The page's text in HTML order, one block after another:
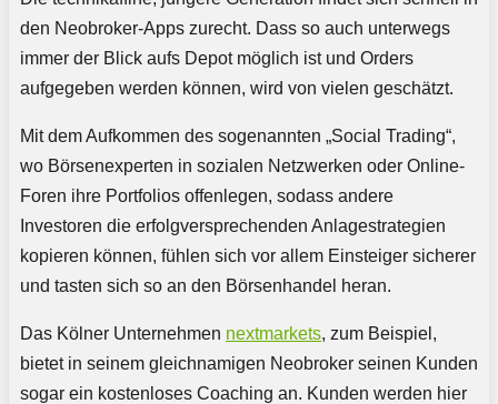
den Neobroker-Apps zurecht. Dass so auch unterwegs
immer der Blick aufs Depot möglich ist und Orders
aufgegeben werden können, wird von vielen geschätzt.
Mit dem Aufkommen des sogenannten „Social Trading“,
wo Börsenexperten in sozialen Netzwerken oder Online-
Foren ihre Portfolios offenlegen, sodass andere
Investoren die erfolgversprechenden Anlagestrategien
kopieren können, fühlen sich vor allem Einsteiger sicherer
und tasten sich so an den Börsenhandel heran.
Das Kölner Unternehmen nextmarkets, zum Beispiel,
bietet in seinem gleichnamigen Neobroker seinen Kunden
sogar ein kostenloses Coaching an. Kunden werden hier